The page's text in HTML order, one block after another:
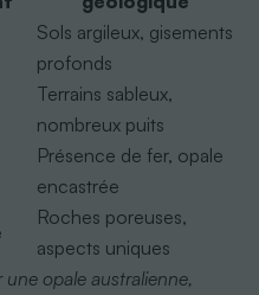
Sols argileux, gisements
profonds
Terrains sableux,
nombreux puits
Présence de fer, opale
encastrée
Roches poreuses,
aspects uniques
une opale australienne,